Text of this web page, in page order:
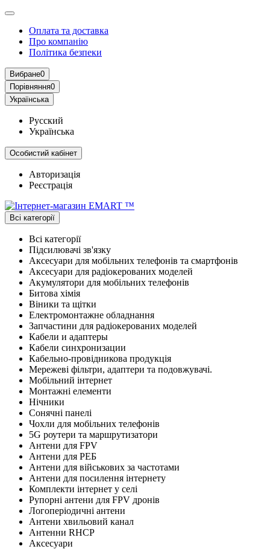
Оплата та доставка
Про компанію
Політика безпеки
Вибране0
Порівняння0
Українська
Русский
Українська
Особистий кабінет
Авторизація
Реєстрація
Всі категорії
Всі категорії
Підсилювачі зв'язку
Аксесуари для мобільних телефонів та смартфонів
Аксесуари для радіокерованих моделей
Акумулятори для мобільних телефонів
Битова хімія
Віники та щітки
Електромонтажне обладнання
Запчастини для радіокерованих моделей
Кабели и адаптеры
Кабели синхронизации
Кабельно-провідникова продукція
Мережеві фільтри, адаптери та подовжувачі.
Мобільний інтернет
Монтажні елементи
Нічники
Сонячні панелі
Чохли для мобільних телефонів
5G роутери та маршрутизатори
Антени для FPV
Антени для РЕБ
Антени для військових за частотами
Антени для посилення інтернету
Комплекти інтернет у селі
Рупорні антени для FPV дронів
Логоперіодичні антени
Антени хвильовий канал
Антенни RHCP
Аксесуари